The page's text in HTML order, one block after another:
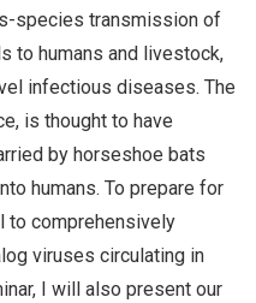
species transmission of
to humans and livestock,
infectious diseases. The
is thought to have
by horseshoe bats
humans. To prepare for
to comprehensively
viruses circulating in
I will also present our